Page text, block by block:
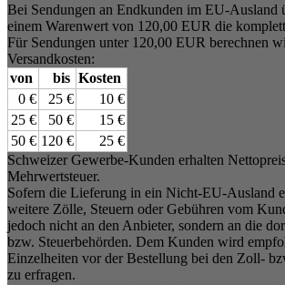
Bei Sendungen an Endkunden im EU-Ausland
einem Warenwert von 120,00 EUR die
Für Sendungen unter 120,00 EUR berechnen
Versandkosten:
von
bis Kosten
0 €
25 €
10 €
25 €
50 €
15 €
50 € 120 €
25 €
Schweizer Gewerbe-Kunden erhalten
Mehrwertsteuer.
Sofern die Lieferung in ein Nicht-EU-Ausland
weitere Zölle, Steuern oder Gebühren vom
jedoch nicht an den Anbieter, sondern an die
bzw. Steuerbehörden. Dem Kunden wird
Einzelheiten vor der Bestellung bei den Zoll-
zu erfragen.